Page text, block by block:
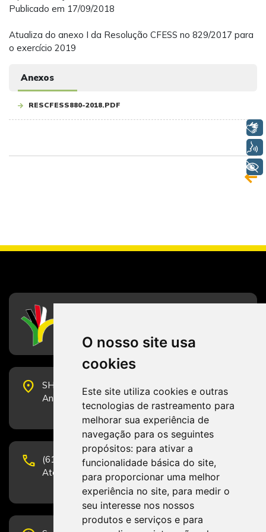
O nosso site usa
cookies
Este site utiliza cookies e outras
tecnologias de rastreamento para
melhorar sua experiência de
navegação para os seguintes
propósitos: para ativar a
funcionalidade básica do site,
para proporcionar uma melhor
experiência no site, para medir o
seu interesse nos nossos
produtos e serviços e para
Publicado em 17/09/2018
Atualiza do anexo I da Resolução CFESS no 829/2017 para
o exercício 2019
Anexos
RESCFESS880-2018.PDF
place
SHS Quadra 6, Bloco E, Complexo Brasil 21, 20º
Andar, Sala 2001 - CEP 70322-915 - Brasília/DF
phone
(61) 3223-1652 e (61) 98131-3801.
Atendimento por telefone em horário comercial